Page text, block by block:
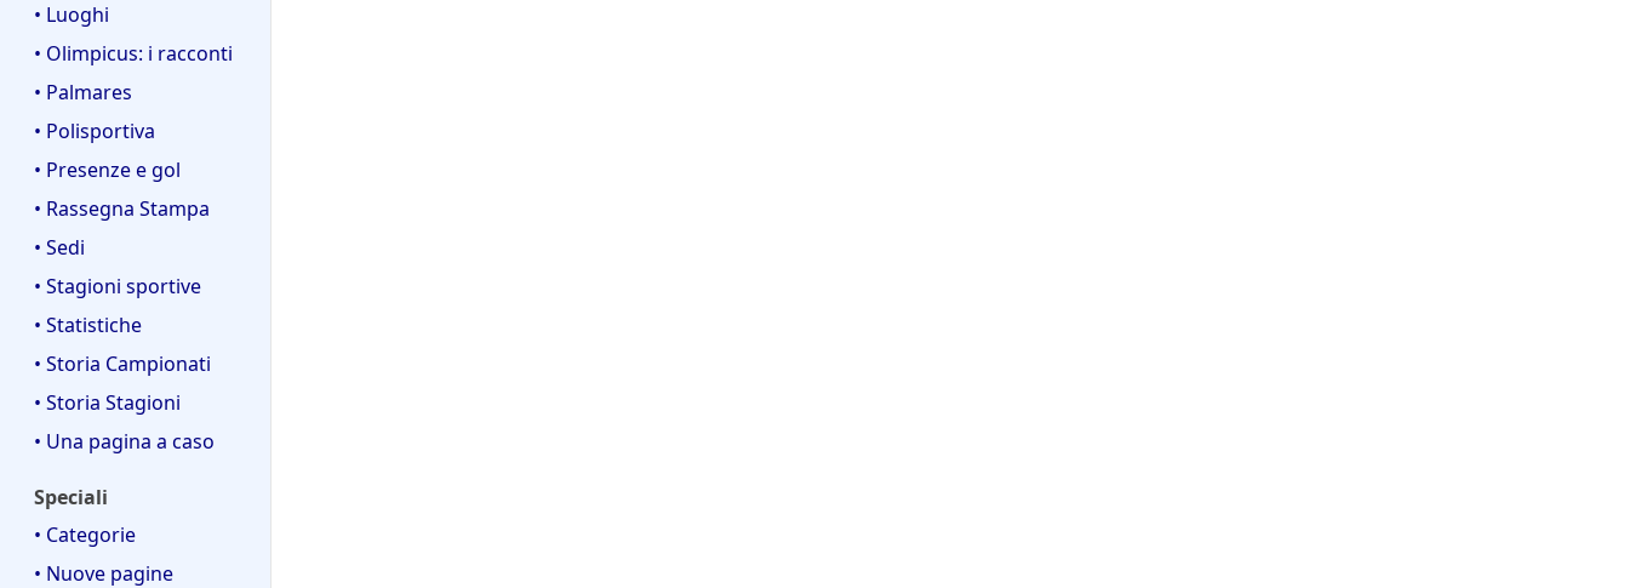
• Luoghi
• Olimpicus: i racconti
• Palmares
• Polisportiva
• Presenze e gol
• Rassegna Stampa
• Sedi
• Stagioni sportive
• Statistiche
• Storia Campionati
• Storia Stagioni
• Una pagina a caso
Speciali
• Categorie
• Nuove pagine